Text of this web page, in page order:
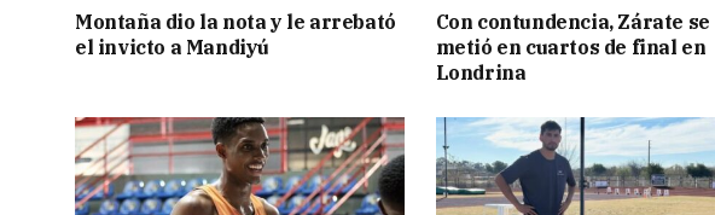
Montaña dio la nota y le arrebató
el invicto a Mandiyú
Con contundencia, Zárate se
metió en cuartos de final en
Londrina